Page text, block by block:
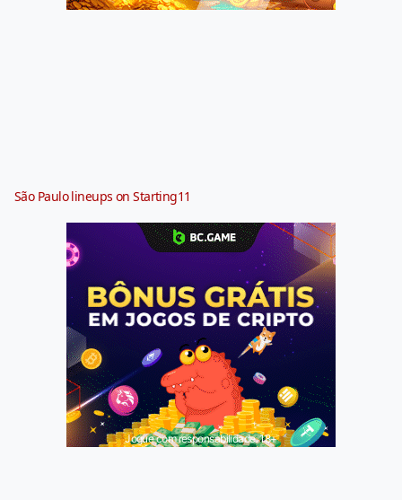
São Paulo lineups on Starting11
Jogue com responsabilidade. 18+